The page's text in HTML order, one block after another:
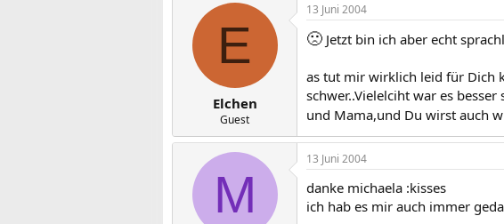
E
Elchen
Guest
13 Juni 2004
🙁 Jetzt bin ich aber echt
as tut mir wirklich leid für Dich
schwer..Vielelciht war es
und Mama,und Du wirst auch
M
13 Juni 2004
danke michaela :kisses
ich hab es mir auch immer